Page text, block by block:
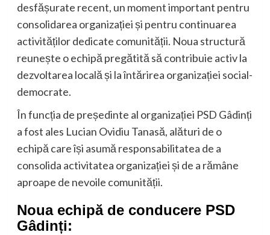
desfășurate recent, un moment important pentru
consolidarea organizației și pentru continuarea
activităților dedicate comunității. Noua structură
reunește o echipă pregătită să contribuie activ la
dezvoltarea locală și la întărirea organizației social-
democrate.
În funcția de președinte al organizației PSD Gâdinți
a fost ales Lucian Ovidiu Tanasă, alături de o
echipă care își asumă responsabilitatea de a
consolida activitatea organizației și de a rămâne
aproape de nevoile comunității.
Noua echipă de conducere PSD
Gâdinți: